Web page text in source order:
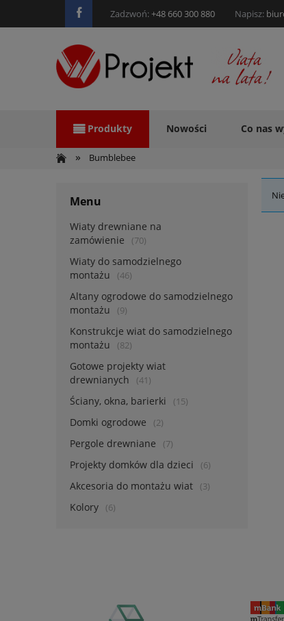
Zadzwoń:+48 660 300 880 Napisz:
Produkty Nowości Co nas
» Bumblebee
Menu
Wiaty drewniane na
zamówienie
(70)
Wiaty do samodzielnego
montażu
(46)
Altany ogrodowe do samodzielnego
montażu
(9)
Konstrukcje wiat do samodzielnego
montażu
(82)
Gotowe projekty wiat
drewnianych
(41)
Ściany, okna, barierki (15)
Domki ogrodowe (2)
Pergole drewniane (7)
Projekty domków dla dzieci (6)
Akcesoria do montażu wiat (3)
Kolory (6)